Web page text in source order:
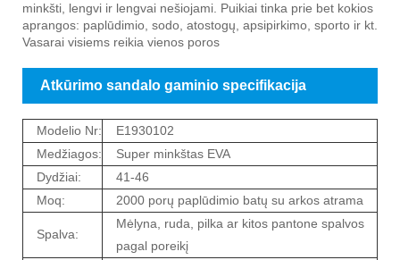
minkšti, lengvi ir lengvai nešiojami. Puikiai tinka prie bet kokios
aprangos: paplūdimio, sodo, atostogų, apsipirkimo, sporto ir kt.
Vasarai visiems reikia vienos poros
Atkūrimo sandalo gaminio specifikacija
Modelio Nr:
E1930102
Medžiagos:
Super minkštas EVA
Dydžiai:
41-46
Moq:
2000 porų paplūdimio batų su arkos atrama
Spalva:
Mėlyna, ruda, pilka ar kitos pantone spalvos
pagal poreikį